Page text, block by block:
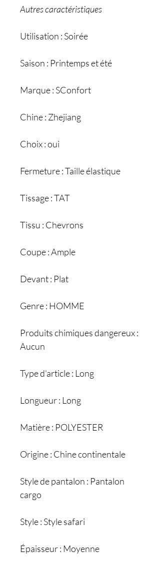
Autres caractéristiques
Utilisation : Soirée
Saison : Printemps et été
Marque : SConfort
Chine : Zhejiang
Choix : oui
Fermeture : Taille élastique
Tissage : TAT
Tissu : Chevrons
Coupe : Ample
Devant : Plat
Genre : HOMME
Produits chimiques dangereux :
Aucun
Type d'article : Long
Longueur : Long
Matière : POLYESTER
Origine : Chine continentale
Style de pantalon : Pantalon
cargo
Style : Style safari
Épaisseur : Moyenne